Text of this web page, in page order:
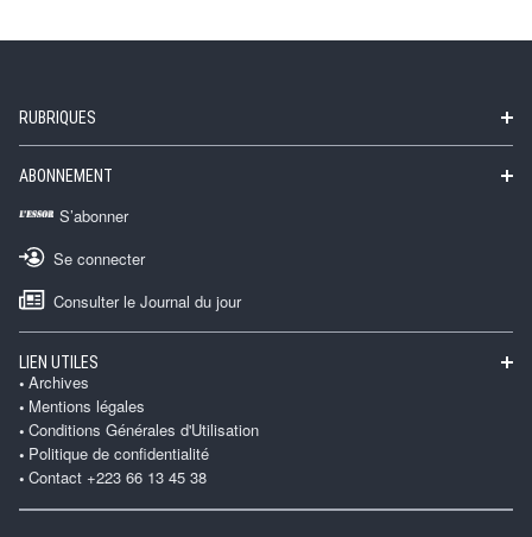
RUBRIQUES
ABONNEMENT
S’abonner
Se connecter
Consulter le Journal du jour
LIEN UTILES
Archives
Mentions légales
Conditions Générales d'Utilisation
Politique de confidentialité
Contact +223 66 13 45 38